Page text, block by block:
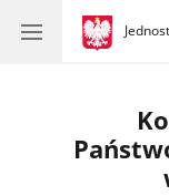
gov.pl
gov.pl